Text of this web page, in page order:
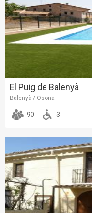
El Puig de Balenyà
Balenyà / Osona
90 3